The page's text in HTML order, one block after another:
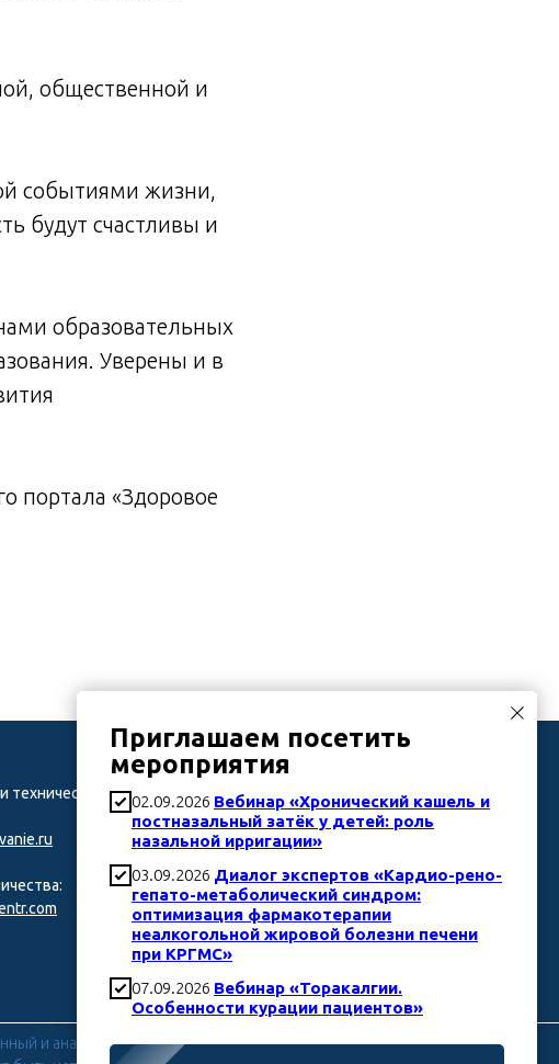
общественной и
событиями жизни,
будут счастливы и
образовательных
Уверены и в
портала «Здоровое
Приглашаем посетить
мероприятия
02.09.2026 Вебинар «Хронический кашель и
постназальный затёк у детей: роль
назальной ирригации»
03.09.2026 Диалог экспертов «Кардио-рено-
гепато-метаболический синдром:
оптимизация фармакотерапии
неалкогольной жировой болезни печени
при КРГМС»
07.09.2026 Вебинар «Торакалгии.
Особенности курации пациентов»
техническим
Телефон
8 (499) 322 28 30
и аналитический характер, предназначены